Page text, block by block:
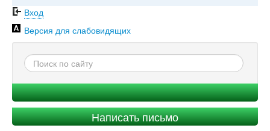
Вход
Версия для слабовидящих
Написать письмо